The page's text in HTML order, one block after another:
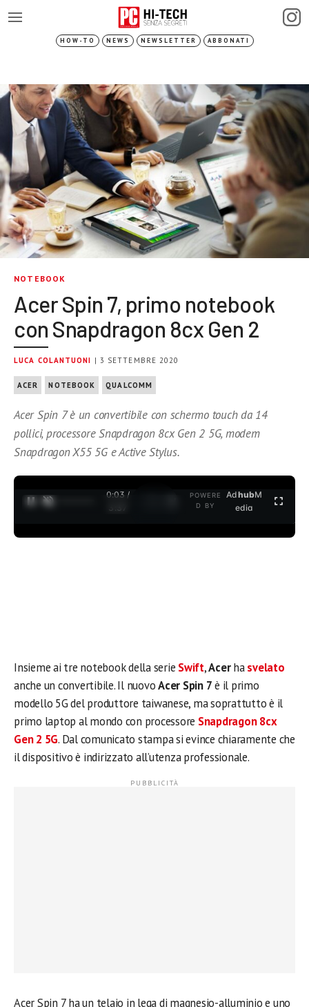
HOW-TO NEWS NEWSLETTER ABBONATI
NOTEBOOK
Acer Spin 7, primo notebook
con Snapdragon 8cx Gen 2
LUCA COLANTUONI | 3 SETTEMBRE 2020
ACER NOTEBOOK QUALCOMM
Acer Spin 7 è un convertibile con schermo touch da 14
pollici, processore Snapdragon 8cx Gen 2 5G, modem
Snapdragon X55 5G e Active Stylus.
0:04 /
3:37
POWERE
D BY
AdhubM
edia
Insieme ai tre notebook della serie Swift,Acerhasvelato
anche un convertibile. Il nuovoAcer Spin 7è il primo
modello 5G del produttore taiwanese, ma soprattutto è il
primo laptop al mondo con processore Snapdragon 8cx
Gen 2 5G. Dal comunicato stampa si evince chiaramente che
il dispositivo è indirizzato all’utenza professionale.
Acer Spin 7 ha un telaio in lega di magnesio-alluminio e uno